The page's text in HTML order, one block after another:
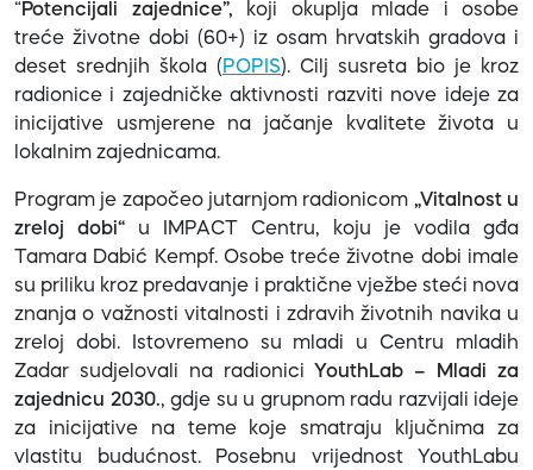
“Potencijali zajednice”, koji okuplja mlade i osobe
treće životne dobi (60+) iz osam hrvatskih gradova i
deset srednjih škola (POPIS). Cilj susreta bio je kroz
radionice i zajedničke aktivnosti razviti nove ideje za
inicijative usmjerene na jačanje kvalitete života u
lokalnim zajednicama.
Program je započeo jutarnjom radionicom „Vitalnost u
zreloj dobi“ u IMPACT Centru, koju je vodila gđa
Tamara Dabić Kempf. Osobe treće životne dobi imale
su priliku kroz predavanje i praktične vježbe steći nova
znanja o važnosti vitalnosti i zdravih životnih navika u
zreloj dobi. Istovremeno su mladi u Centru mladih
Zadar sudjelovali na radionici YouthLab – Mladi za
zajednicu 2030., gdje su u grupnom radu razvijali ideje
za inicijative na teme koje smatraju ključnima za
vlastitu budućnost. Posebnu vrijednost YouthLabu